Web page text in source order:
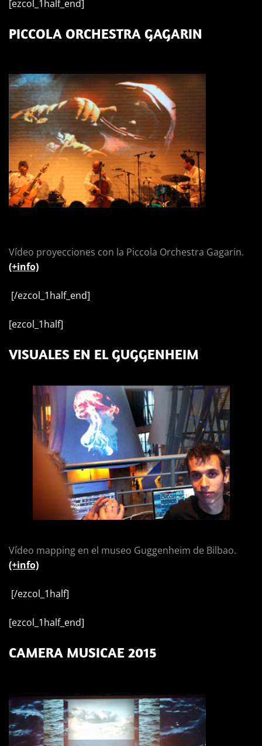
[ezcol_1half_end]
PICCOLA ORCHESTRA GAGARIN
Vídeo proyecciones con la Piccola Orchestra Gagarin.
(+info)
[/ezcol_1half_end]
[ezcol_1half]
VISUALES EN EL GUGGENHEIM
Vídeo mapping en el museo Guggenheim de Bilbao.
(+info)
[/ezcol_1half]
[ezcol_1half_end]
CAMERA MUSICAE 2015